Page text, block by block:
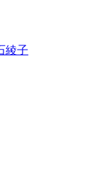
綾子